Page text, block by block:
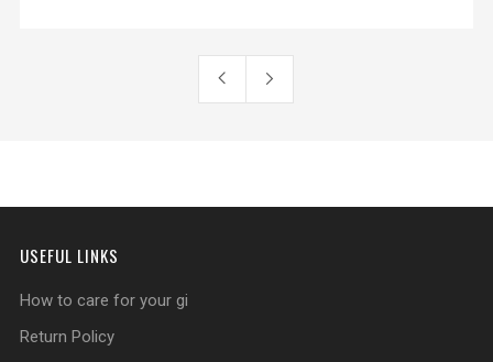
USEFUL LINKS
How to care for your gi
Return Policy